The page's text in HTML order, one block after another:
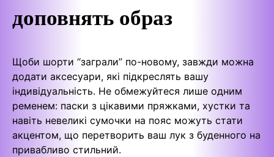
доповнять образ
Щоби шорти “заграли” по-новому, завжди можна
додати аксесуари, які підкреслять вашу
індивідуальність. Не обмежуйтеся лише одним
ременем: паски з цікавими пряжками, хустки та
навіть невеликі сумочки на пояс можуть стати
акцентом, що перетворить ваш лук з буденного на
привабливо стильний.